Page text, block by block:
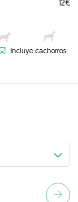
12€
Incluye cachorros